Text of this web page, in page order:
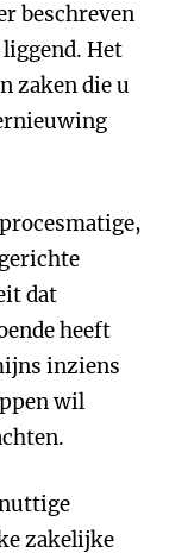
beschreven
Het
zaken die u
dat
heeft
inziens
wil
zakelijke